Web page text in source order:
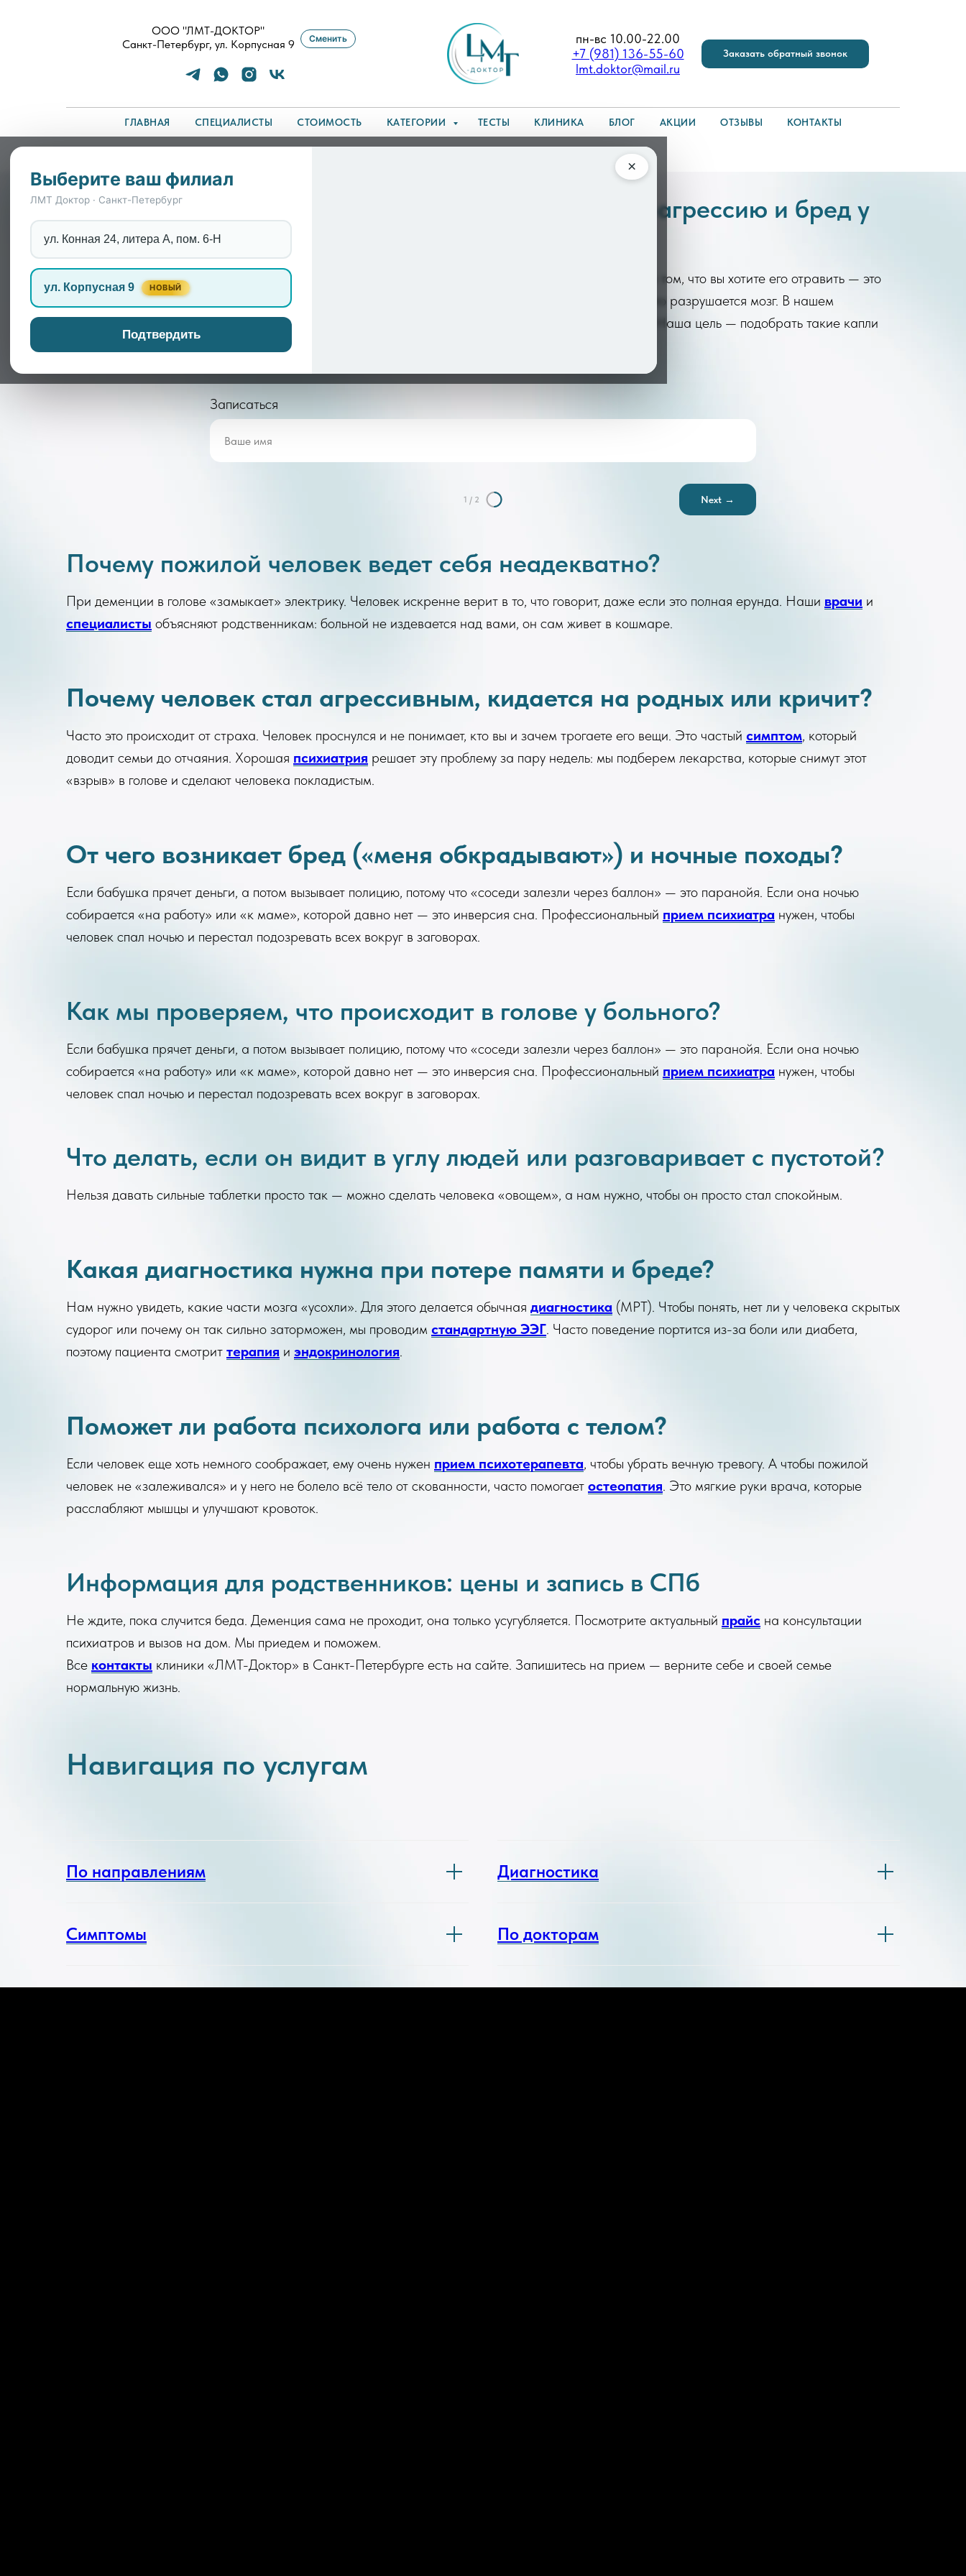
ООО "ЛМТ-ДОКТОР"
Санкт-Петербург, ул. Корпусная 9
Сменить
пн-вс 10.00-22.00
+7 (981) 136-55-60
lmt.doktor@mail.ru
Заказать обратный звонок
ГЛАВНАЯ СПЕЦИАЛИСТЫ СТОИМОСТЬ КАТЕГОРИИ ТЕСТЫ КЛИНИКА БЛОГ АКЦИИ ОТЗЫВЫ КОНТАКТЫ
×
Выберите ваш филиал
ЛМТ Доктор · Санкт-Петербург
ул. Конная 24, литера А, пом. 6-Н
ул. Корпусная 9 НОВЫЙ
Подтвердить
Помощь психиатра при деменции: как остановить агрессию и бред у
пожилых
Когда близкий человек перестает узнавать своих детей, начинает прятать вещи или обвинять вас в том, что вы хотите его отравить — это
страшно. Многие пытаются терпеть или спорить, но это бесполезно. Это не характер испортился, это разрушается мозг. В нашем
направлениимы помогаем семьям, которые столкнулись с самым тяжелым поведением стариков. Наша цель — подобрать такие капли
или таблетки, чтобы человек стал спокойным, перестал кричать и начал вас узнавать.
Записаться
Next →
1 / 2
Почему пожилой человек ведет себя неадекватно?
При деменции в голове «замыкает» электрику. Человек искренне верит в то, что говорит, даже если это полная ерунда. Наши врачи и
специалисты объясняют родственникам: больной не издевается над вами, он сам живет в кошмаре.
Почему человек стал агрессивным, кидается на родных или кричит?
Часто это происходит от страха. Человек проснулся и не понимает, кто вы и зачем трогаете его вещи. Это частый симптом, который
доводит семьи до отчаяния. Хорошая психиатрия решает эту проблему за пару недель: мы подберем лекарства, которые снимут этот
«взрыв» в голове и сделают человека покладистым.
От чего возникает бред («меня обкрадывают») и ночные походы?
Если бабушка прячет деньги, а потом вызывает полицию, потому что «соседи залезли через баллон» — это паранойя. Если она ночью
собирается «на работу» или «к маме», которой давно нет — это инверсия сна. Профессиональный прием психиатра нужен, чтобы
человек спал ночью и перестал подозревать всех вокруг в заговорах.
Как мы проверяем, что происходит в голове у больного?
Если бабушка прячет деньги, а потом вызывает полицию, потому что «соседи залезли через баллон» — это паранойя. Если она ночью
собирается «на работу» или «к маме», которой давно нет — это инверсия сна. Профессиональный прием психиатра нужен, чтобы
человек спал ночью и перестал подозревать всех вокруг в заговорах.
Что делать, если он видит в углу людей или разговаривает с пустотой?
Нельзя давать сильные таблетки просто так — можно сделать человека «овощем», а нам нужно, чтобы он просто стал спокойным.
Какая диагностика нужна при потере памяти и бреде?
Нам нужно увидеть, какие части мозга «усохли». Для этого делается обычная диагностика (МРТ). Чтобы понять, нет ли у человека скрытых
судорог или почему он так сильно заторможен, мы проводим стандартную ЭЭГ. Часто поведение портится из-за боли или диабета,
поэтому пациента смотрит терапия и эндокринология.
Поможет ли работа психолога или работа с телом?
Если человек еще хоть немного соображает, ему очень нужен прием психотерапевта, чтобы убрать вечную тревогу. А чтобы пожилой
человек не «залеживался» и у него не болело всё тело от скованности, часто помогает остеопатия. Это мягкие руки врача, которые
расслабляют мышцы и улучшают кровоток.
Информация для родственников: цены и запись в СПб
Не ждите, пока случится беда. Деменция сама не проходит, она только усугубляется. Посмотрите актуальный прайс на консультации
психиатров и вызов на дом. Мы приедем и поможем.
Все контакты клиники «ЛМТ-Доктор» в Санкт-Петербурге есть на сайте. Запишитесь на прием — верните себе и своей семье
нормальную жизнь.
Навигация по услугам
По направлениям
Симптомы
Диагностика
По докторам